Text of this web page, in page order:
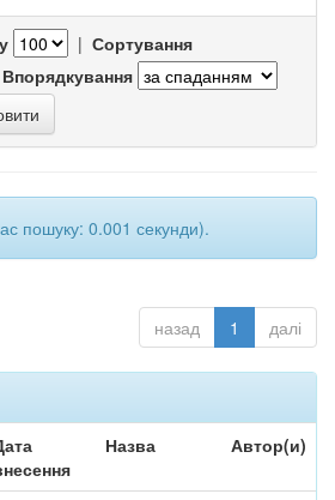
| Сортування
Впорядкування
пошуку: 0.001 секунди).
назад 1 далі
Назва Автор(и)